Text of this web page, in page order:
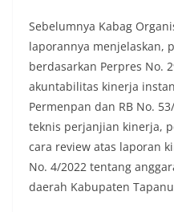
personel
kegiatan semacam
hanya berperan
dan imbauan,
masyarakat dalam
secara bersama-
Bhabinkamtibmas
diharapkan dapat
hubungan
masyarakat,
kolektif warga
Sebelumnya Kabag
laporannya menjelaskan,
berdasarkan Perpres No.
akuntabilitas kinerja
Permenpan dan RB No.
teknis perjanjian kinerja,
cara review atas laporan
No. 4/2022 tentang
daerah Kabupaten